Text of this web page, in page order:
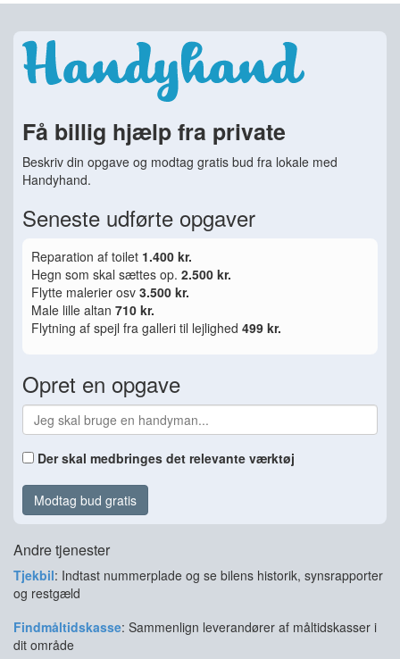
Få billig hjælp fra private
Beskriv din opgave og modtag gratis bud fra lokale med
Handyhand.
Seneste udførte opgaver
Reparation af toilet 1.400 kr.
Hegn som skal sættes op. 2.500 kr.
Flytte malerier osv 3.500 kr.
Male lille altan 710 kr.
Flytning af spejl fra galleri til lejlighed 499 kr.
Opret en opgave
Der skal medbringes det relevante værktøj
Modtag bud gratis
Andre tjenester
Tjekbil: Indtast nummerplade og se bilens historik, synsrapporter
og restgæld
Findmåltidskasse: Sammenlign leverandører af måltidskasser i
dit område